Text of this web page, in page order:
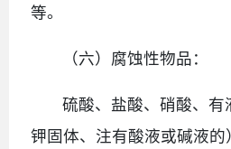
等。
（六）腐蚀性物品：
硫酸、盐酸、硝酸、有
钾固体、注有酸液或碱液